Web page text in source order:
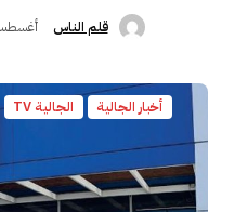
قلم الناس أغسطس 11,
أخبار الجالية الجالية TV